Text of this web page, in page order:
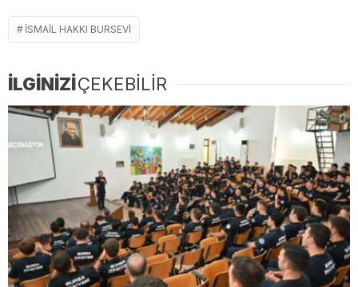
İSMAIL HAKKI BURSEVI
İLGİNİZİÇEKEBİLİR